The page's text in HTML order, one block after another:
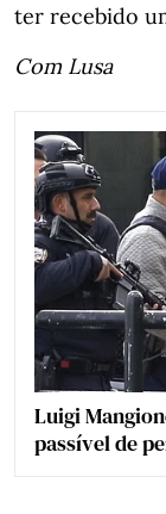
ter recebido
Com Lusa
Luigi
passível de